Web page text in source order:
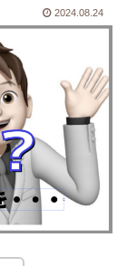
2024.08.24